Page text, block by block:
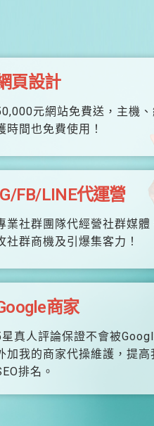
頁設計
元網站免費送，主機
時間也免費使用！
FB/LINE代運營
業社群團隊代經營社群媒體
社群商機及引爆集客力！
商家
星真人評論保證不會被
加我的商家代操維護，提高
排名。